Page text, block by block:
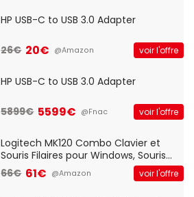
HP USB-C to USB 3.0 Adapter
26€ 20€ @Amazon voir l'offre
HP USB-C to USB 3.0 Adapter
5899€ 5599€ @Fnac voir l'offre
Logitech MK120 Combo Clavier et
Souris Filaires pour Windows, Souris
Optique Filaire, Connexion USB Plug
And Play, Confortable, Taille
66€ 61€ @Amazon voir l'offre